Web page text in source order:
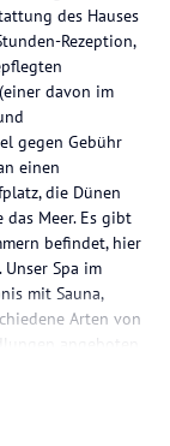
des Hauses
Rezeption,
davon im
gegen Gebühr
einen
die Dünen
Meer. Es gibt
befindet, hier
Spa im
mit Sauna,
Arten von
angeboten.
Geräten